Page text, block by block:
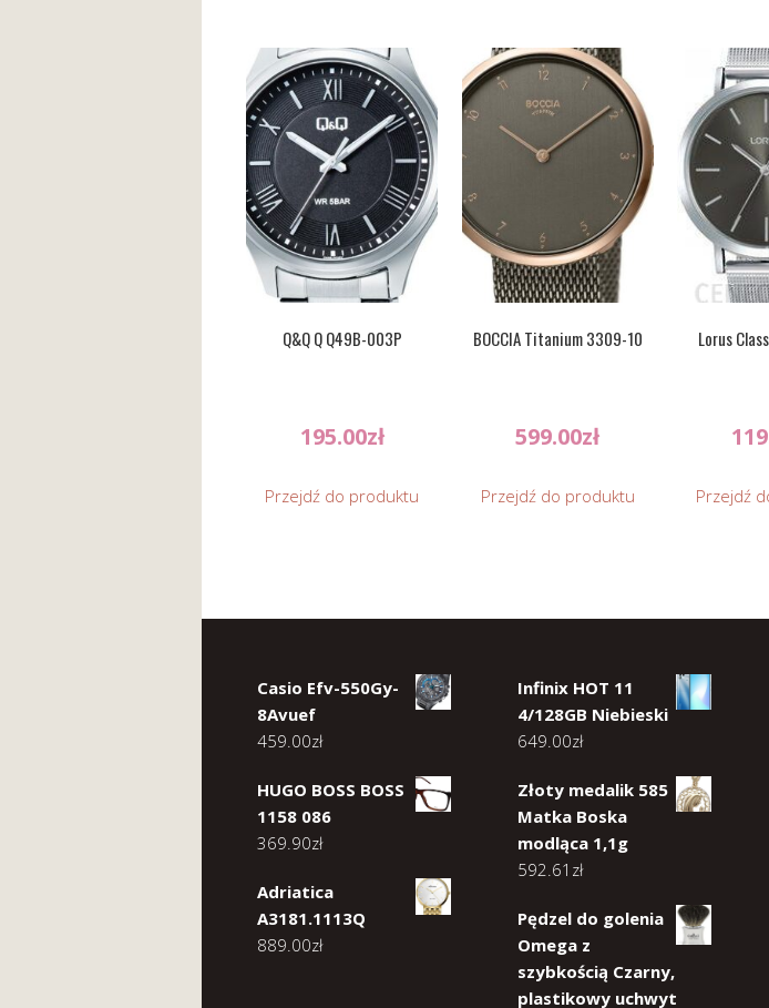
Q&Q Q Q49B-003P
195.00zł
Przejdź do produktu
BOCCIA Titanium 3309-10
599.00zł
Przejdź do produktu
Lorus
Przejdź
Casio Efv-550Gy-
8Avuef
459.00zł
HUGO BOSS BOSS
1158 086
369.90zł
Adriatica
A3181.1113Q
889.00zł
Infinix HOT 11
4/128GB Niebieski
649.00zł
Złoty medalik 585
Matka Boska
modląca 1,1g
592.61 zł
Pędzel do golenia
Omega z
szybkością Czarny,
plastikowy uchwyt